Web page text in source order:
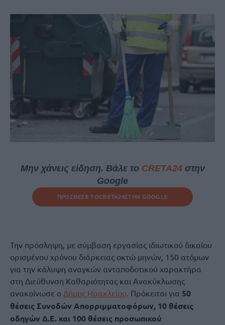
Μην χάνεις είδηση. Βάλε το CRETA24στην
Google
ΠΡΟΣΘΕΣΕ ΤΟCRETA24ΣΤΗΝ GOOGLE
Την πρόσληψη, με σύμβαση εργασίας ιδιωτικού δικαίου
ορισμένου χρόνου διάρκειας οκτώ μηνών, 150 ατόμων
για την κάλυψη αναγκών ανταποδοτικού χαρακτήρα
στη Διεύθυνση Καθαριότητας και Ανακύκλωσης
ανακοίνωσε ο Δήμος Ηρακλείου. Πρόκειται για 50
θέσεις Συνοδών Απορριμματοφόρων, 10 θέσεις
οδηγών Δ.Ε. και 100 θέσεις προσωπικού